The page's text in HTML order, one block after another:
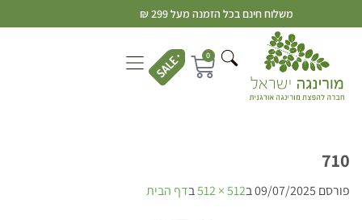
משלוח חינם בכל הזמנה מעל 299 ₪
0
710
פורסם 09/07/2025ב512 × 512 בדף הבית